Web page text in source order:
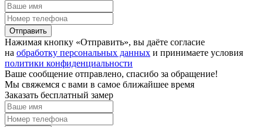
Отправить
Нажимая кнопку «Отправить», вы даёте согласие
на обработку персональных данных и принимаете условия
политики конфиденциальности
Ваше сообщение отправлено, спасибо за обращение!
Мы свяжемся с вами в самое ближайшее время
Заказать бесплатный замер